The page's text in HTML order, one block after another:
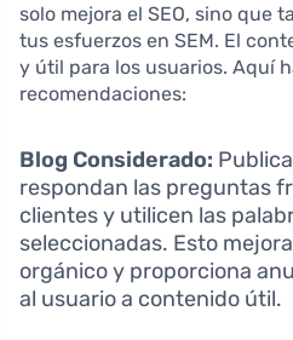
solo mejora el SEO, sino que
tus esfuerzos en SEM. El
y útil para los usuarios. Aquí
recomendaciones:
Blog Considerado:
respondan las preguntas
clientes y utilicen las
seleccionadas. Esto
orgánico y proporciona
al usuario a contenido útil.